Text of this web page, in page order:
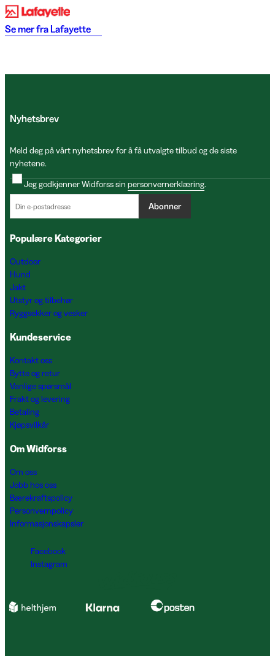
Se mer fra Lafayette
Nyhetsbrev
Meld deg på vårt nyhetsbrev for å få utvalgte tilbud og de siste
nyhetene.
Jeg godkjenner Widforss sin personvernerklæring.
Abonner
Populære Kategorier
Outdoor
Hund
Jakt
Utstyr og tilbehør
Ryggsekker og vesker
Kundeservice
Kontakt oss
Bytte og retur
Vanlige spørsmål
Frakt og levering
Betaling
Kjøpsvilkår
Om Widforss
Om oss
Jobb hos oss
Bærekraftspolicy
Personvernpolicy
Informasjonskapsler
Facebook
Instagram